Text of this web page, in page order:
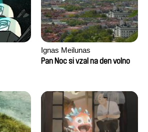
Ignas Meilunas
Pan Noc si vzal na den volno